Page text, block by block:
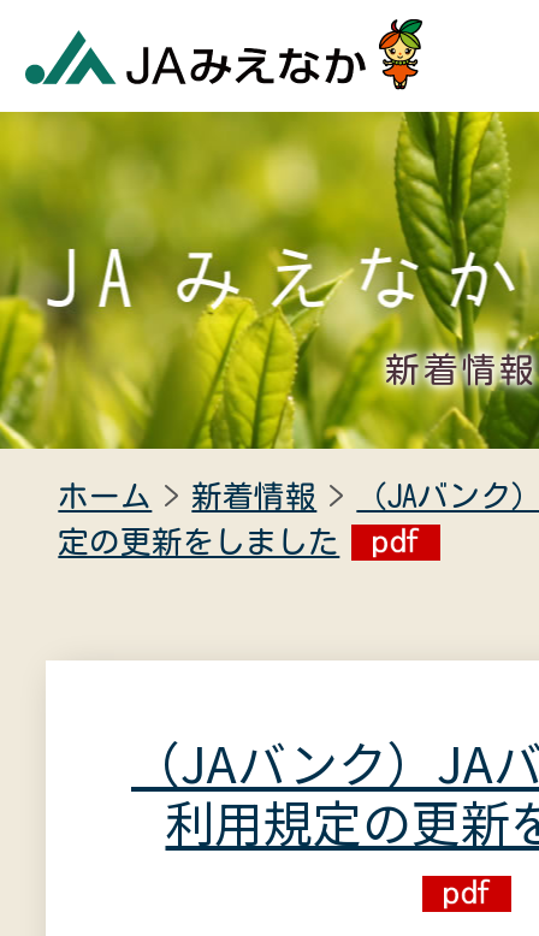
新着情報
ホーム 新着情報
（JAバンク
定の更新をしました
（JAバンク）JA
利用規定の更新